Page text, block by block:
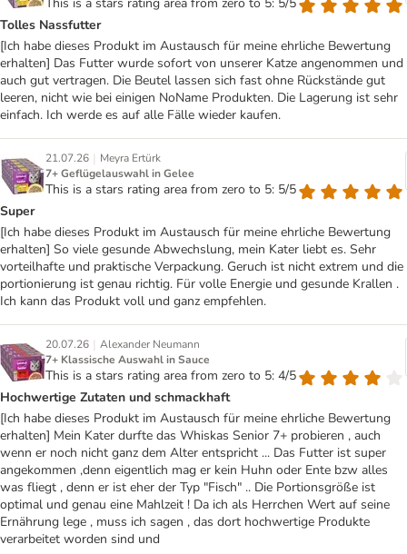
Tolles Nassfutter
[Ich habe dieses Produkt im Austausch für meine ehrliche Bewertung
erhalten] Das Futter wurde sofort von unserer Katze angenommen und
auch gut vertragen. Die Beutel lassen sich fast ohne Rückstände gut
leeren, nicht wie bei einigen NoName Produkten. Die Lagerung ist sehr
einfach. Ich werde es auf alle Fälle wieder kaufen.
21.07.26 | Meyra Ertürk
7+ Geflügelauswahl in Gelee
This is a stars rating area from zero to 5: 5/5
Super
[Ich habe dieses Produkt im Austausch für meine ehrliche Bewertung
erhalten] So viele gesunde Abwechslung, mein Kater liebt es. Sehr
vorteilhafte und praktische Verpackung. Geruch ist nicht extrem und die
portionierung ist genau richtig. Für volle Energie und gesunde Krallen .
Ich kann das Produkt voll und ganz empfehlen.
20.07.26 | Alexander Neumann
7+ Klassische Auswahl in Sauce
This is a stars rating area from zero to 5: 4/5
Hochwertige Zutaten und schmackhaft
[Ich habe dieses Produkt im Austausch für meine ehrliche Bewertung
erhalten] Mein Kater durfte das Whiskas Senior 7+ probieren , auch
wenn er noch nicht ganz dem Alter entspricht ... Das Futter ist super
angekommen ,denn eigentlich mag er kein Huhn oder Ente bzw alles
was fliegt , denn er ist eher der Typ "Fisch" .. Die Portionsgröße ist
optimal und genau eine Mahlzeit ! Da ich als Herrchen Wert auf seine
Ernährung lege , muss ich sagen , das dort hochwertige Produkte
verarbeitet worden sind und